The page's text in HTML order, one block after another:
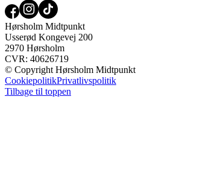
Hørsholm Midtpunkt
Usserød Kongevej 200
2970 Hørsholm
CVR: 40626719
© Copyright Hørsholm Midtpunkt
CookiepolitikPrivatlivspolitik
Tilbage til toppen